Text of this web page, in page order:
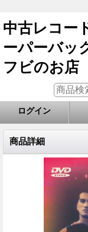
中古レコー
ーパーバッ
フビのお店
ログイン
商品詳細